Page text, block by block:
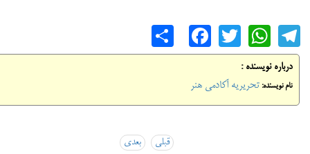
Telegram
WhatsApp
Twitter
Facebook
درباره نویسنده :
نام نویسنده: تحریریه آکادمی هنر
قبلی بعدی